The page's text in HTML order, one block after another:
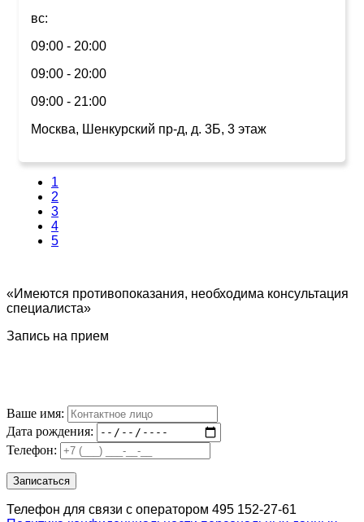
вс:
09:00 - 20:00
09:00 - 20:00
09:00 - 21:00
Москва, Шенкурский пр-д, д. 3Б, 3 этаж
1
2
3
4
5
«Имеются противопоказания, необходима консультация
специалиста»
Запись на прием
Ваше имя:
Дата рождения:
Телефон:
Телефон для связи с оператором 495 152-27-61